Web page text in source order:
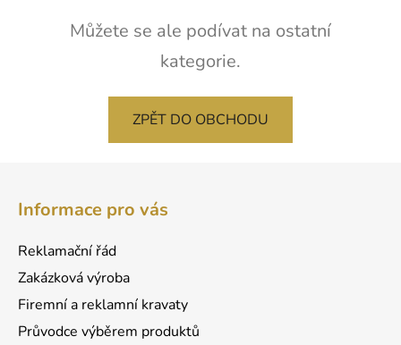
Můžete se ale podívat na ostatní
kategorie.
ZPĚT DO OBCHODU
Informace pro vás
Reklamační řád
Zakázková výroba
Firemní a reklamní kravaty
Průvodce výběrem produktů